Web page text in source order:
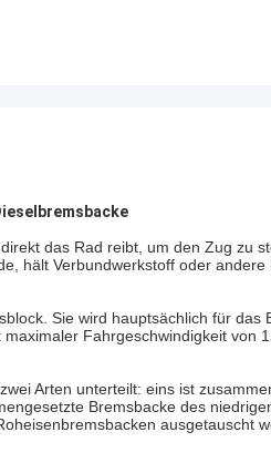
das Rad reibt, um den Zug zu
hält Verbundwerkstoff oder
Sie wird hauptsächlich für das
Fahrgeschwindigkeit von
Arten unterteilt: eins ist
Bremsbacke des
ausgetauscht